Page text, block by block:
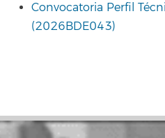
Convocatoria Perfil
(2026BDE043)